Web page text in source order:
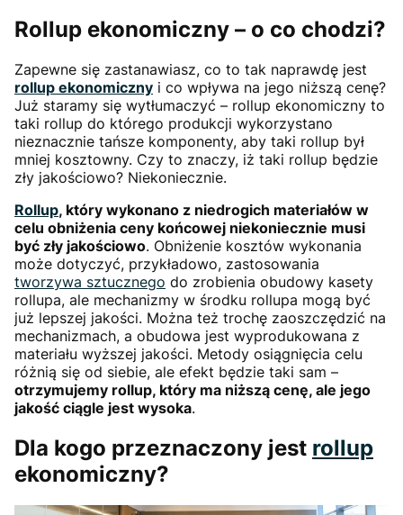
Rollup ekonomiczny – o co chodzi?
Zapewne się zastanawiasz, co to tak naprawdę jest
rollup ekonomiczny i co wpływa na jego niższą cenę?
Już staramy się wytłumaczyć – rollup ekonomiczny to
taki rollup do którego produkcji wykorzystano
nieznacznie tańsze komponenty, aby taki rollup był
mniej kosztowny. Czy to znaczy, iż taki rollup będzie
zły jakościowo? Niekoniecznie.
Rollup, który wykonano z niedrogich materiałów w
celu obniżenia ceny końcowej niekoniecznie musi
być zły jakościowo. Obniżenie kosztów wykonania
może dotyczyć, przykładowo, zastosowania
tworzywa sztucznego do zrobienia obudowy kasety
rollupa, ale mechanizmy w środku rollupa mogą być
już lepszej jakości. Można też trochę zaoszczędzić na
mechanizmach, a obudowa jest wyprodukowana z
materiału wyższej jakości. Metody osiągnięcia celu
różnią się od siebie, ale efekt będzie taki sam –
otrzymujemy rollup, który ma niższą cenę, ale jego
jakość ciągle jest wysoka.
Dla kogo przeznaczony jest rollup
ekonomiczny?